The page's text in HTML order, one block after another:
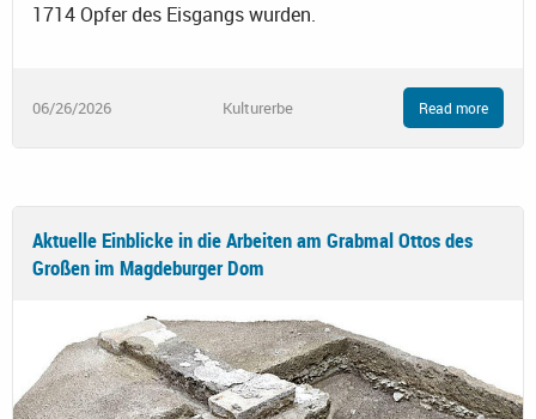
1714 Opfer des Eisgangs wurden.
06/26/2026 Kulturerbe Read more
Aktuelle Einblicke in die Arbeiten am Grabmal Ottos des
Großen im Magdeburger Dom